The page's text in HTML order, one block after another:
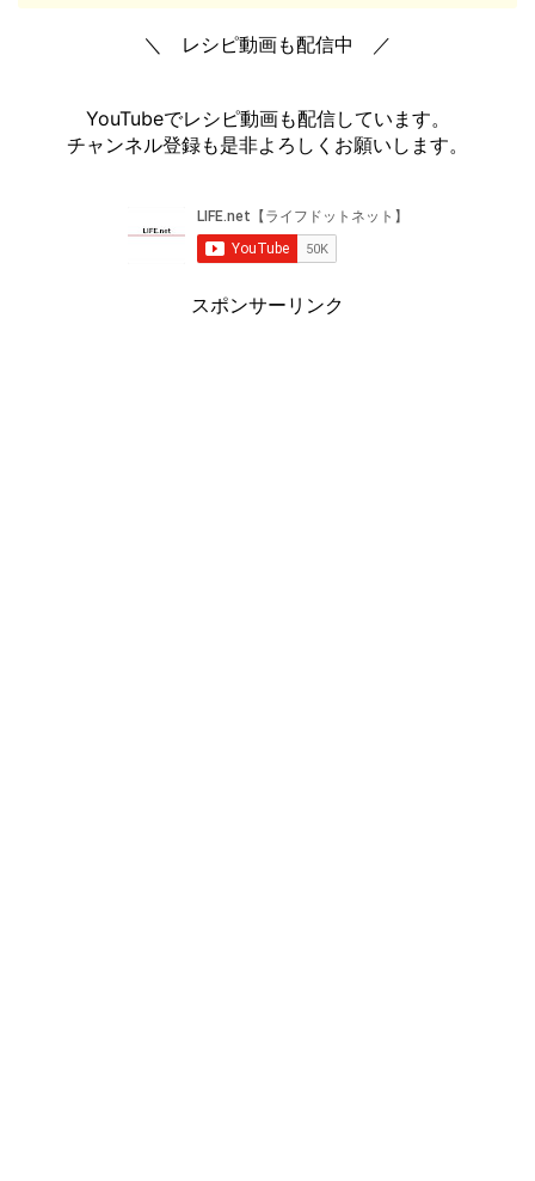
＼ レシピ動画も配信中 ／
YouTubeでレシピ動画も配信しています。
チャンネル登録も是非よろしくお願いします。
スポンサーリンク